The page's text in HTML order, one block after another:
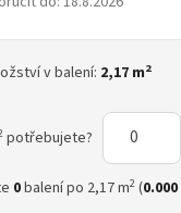
v balení: 2,17 m2
potřebujete?
0balení po 2,17 m2(0.000